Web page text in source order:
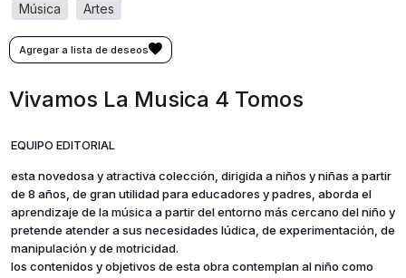
artes
música
Vivamos La Musica 4 Tomos
EQUIPO EDITORIAL
esta novedosa y atractiva colección, dirigida a niños y niñas a partir
de 8 años, de gran utilidad para educadores y padres, aborda el
aprendizaje de la música a partir del entorno más cercano del niño y
pretende atender a sus necesidades lúdica, de experimentación, de
manipulación y de motricidad.
los contenidos y objetivos de esta obra contemplan al niño como